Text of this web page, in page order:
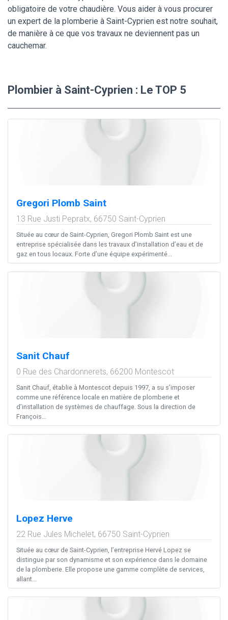
obligatoire de votre chaudière. Vous aider à vous procurer
un expert de la plomberie à Saint-Cyprien est notre souhait,
de manière à ce que vos travaux ne deviennent pas un
cauchemar.
Plombier à Saint-Cyprien : Le TOP 5
Gregori Plomb Saint
13 Rue Justi Pepratx, 66750 Saint-Cyprien
Située au cœur de Saint-Cyprien, Gregori Plomb Saint est une
entreprise spécialisée dans les travaux d’installation d’eau et de
gaz en tous locaux. Forte d’une équipe expérimenté...
Sanit Chauf
0 Rue des Chardonnerets, 66200 Montescot
Sanit Chauf, établie à Montescot depuis 1997, a su s’imposer
comme une référence locale en matière de plomberie et
d’installation de systèmes de chauffage. Sous la direction de
François...
Lopez Herve
22 Rue Jules Michelet, 66750 Saint-Cyprien
Située au cœur de Saint-Cyprien, l’entreprise Hervé Lopez se
distingue par son dynamisme et son expérience dans le domaine
de la plomberie. Elle propose une gamme complète de services,
allant...